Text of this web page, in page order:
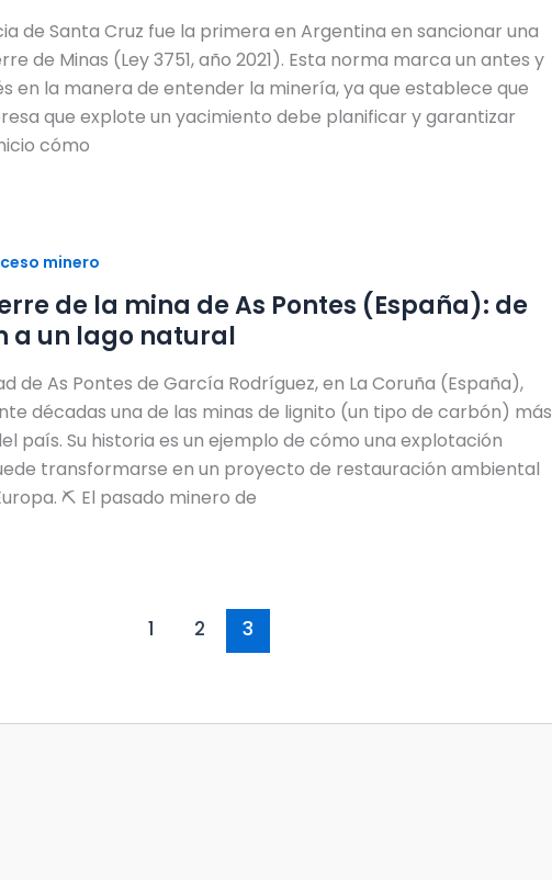
de Santa Cruz fue la primera en Argentina en sancionar una
de Minas (Ley 3751, año 2021). Esta norma marca un antes y
en la manera de entender la minería, ya que establece que
que explote un yacimiento debe planificar y garantizar
cómo
minero
de la mina de As Pontes (España): de
a un lago natural
de As Pontes de García Rodríguez, en La Coruña (España),
décadas una de las minas de lignito (un tipo de carbón) más
país. Su historia es un ejemplo de cómo una explotación
transformarse en un proyecto de restauración ambiental
⛏️ El pasado minero de
1 2 3